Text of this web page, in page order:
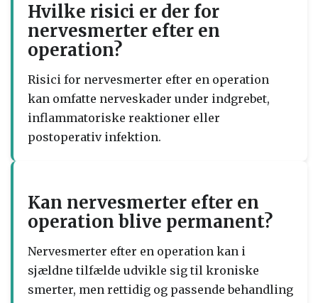
Hvilke risici er der for
nervesmerter efter en
operation?
Risici for nervesmerter efter en operation
kan omfatte nerveskader under indgrebet,
inflammatoriske reaktioner eller
postoperativ infektion.
Kan nervesmerter efter en
operation blive permanent?
Nervesmerter efter en operation kan i
sjældne tilfælde udvikle sig til kroniske
smerter, men rettidig og passende behandling